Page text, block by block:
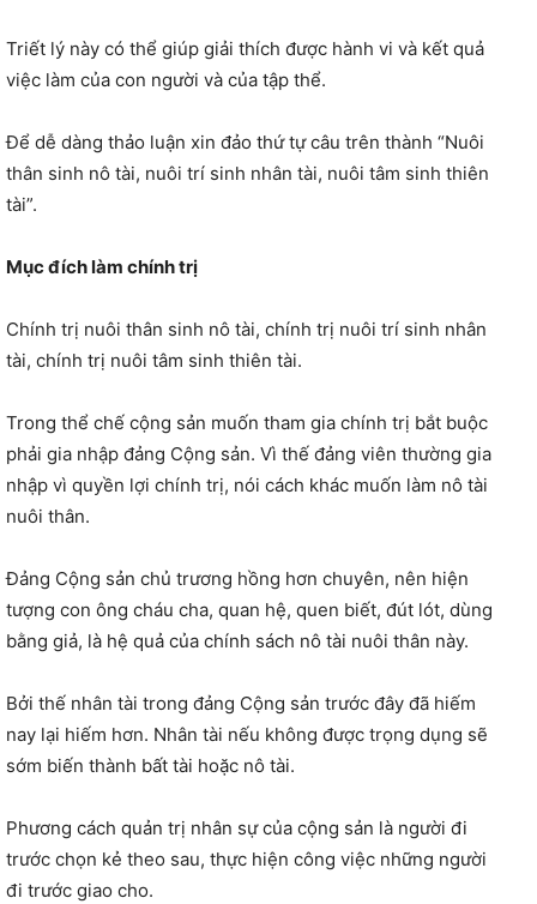
Triết lý này có thể giúp giải thích được hành vi và kết quả
việc làm của con người và của tập thể.
Để dễ dàng thảo luận xin đảo thứ tự câu trên thành “Nuôi
thân sinh nô tài, nuôi trí sinh nhân tài, nuôi tâm sinh thiên
tài”.
Mục đích làm chính trị
Chính trị nuôi thân sinh nô tài, chính trị nuôi trí sinh nhân
tài, chính trị nuôi tâm sinh thiên tài.
Trong thể chế cộng sản muốn tham gia chính trị bắt buộc
phải gia nhập đảng Cộng sản. Vì thế đảng viên thường gia
nhập vì quyền lợi chính trị, nói cách khác muốn làm nô tài
nuôi thân.
Đảng Cộng sản chủ trương hồng hơn chuyên, nên hiện
tượng con ông cháu cha, quan hệ, quen biết, đút lót, dùng
bằng giả, là hệ quả của chính sách nô tài nuôi thân này.
Bởi thế nhân tài trong đảng Cộng sản trước đây đã hiếm
nay lại hiếm hơn. Nhân tài nếu không được trọng dụng sẽ
sớm biến thành bất tài hoặc nô tài.
Phương cách quản trị nhân sự của cộng sản là người đi
trước chọn kẻ theo sau, thực hiện công việc những người
đi trước giao cho.